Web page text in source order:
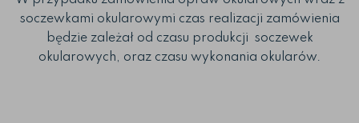
soczewkami okularowymi czas realizacji zamówienia
będzie zależał od czasu produkcji soczewek
okularowych, oraz czasu wykonania okularów.